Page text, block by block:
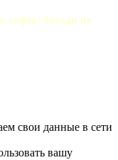
софта! Заходи не
вашу